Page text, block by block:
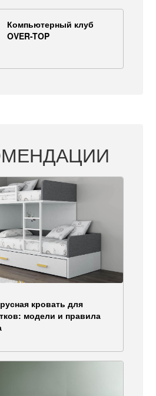
Компьютерный клуб
OVER-TOP
кровать для
модели и правила